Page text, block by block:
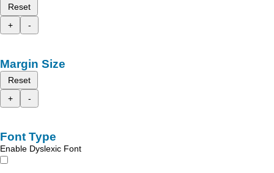
Reset
+
-
Margin Size
Reset
+
-
Font Type
Enable Dyslexic Font